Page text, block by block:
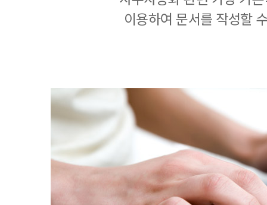
이용하여 문서를 작성할